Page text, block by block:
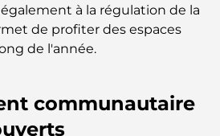
centre-ville de Dubaï : votre
pour un repas de Ramadan
à la régulation de la
de profiter des espaces
de l'année.
communautaire